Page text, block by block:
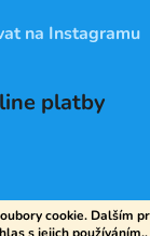
cookie. Dalším
na Instagramu
platby